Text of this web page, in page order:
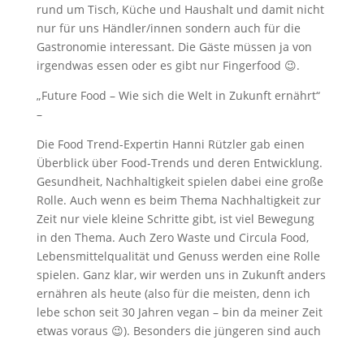
rund um Tisch, Küche und Haushalt und damit nicht
nur für uns Händler/innen sondern auch für die
Gastronomie interessant. Die Gäste müssen ja von
irgendwas essen oder es gibt nur Fingerfood 😉.
„Future Food – Wie sich die Welt in Zukunft ernährt“
–
Die Food Trend-Expertin Hanni Rützler gab einen
Überblick über Food-Trends und deren Entwicklung.
Gesundheit, Nachhaltigkeit spielen dabei eine große
Rolle. Auch wenn es beim Thema Nachhaltigkeit zur
Zeit nur viele kleine Schritte gibt, ist viel Bewegung
in den Thema. Auch Zero Waste und Circula Food,
Lebensmittelqualität und Genuss werden eine Rolle
spielen. Ganz klar, wir werden uns in Zukunft anders
ernähren als heute (also für die meisten, denn ich
lebe schon seit 30 Jahren vegan – bin da meiner Zeit
etwas voraus 😉). Besonders die jüngeren sind auch